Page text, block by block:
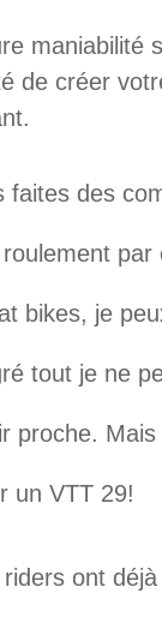
maniabilité
de créer
faites des
par
bikes, je
tout je ne
proche. Mais
un VTT 29!
ont